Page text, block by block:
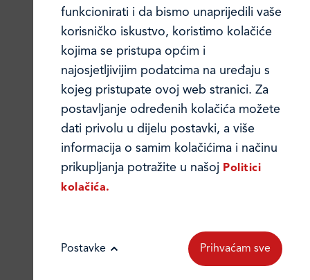
28. 04. 2026.
Novi Macho proizvodi pomiču
funkcionirati i da bismo unaprijedili vaše
korisničko iskustvo, koristimo kolačiće
kojima se pristupa općim i
najosjetljivijim podatcima na uređaju s
kojeg pristupate ovoj web stranici. Za
postavljanje određenih kolačića možete
dati privolu u dijelu postavki, a više
informacija o samim kolačićima i načinu
prikupljanja potražite u našoj Politici
kolačića.
Postavke Prihvaćam sve